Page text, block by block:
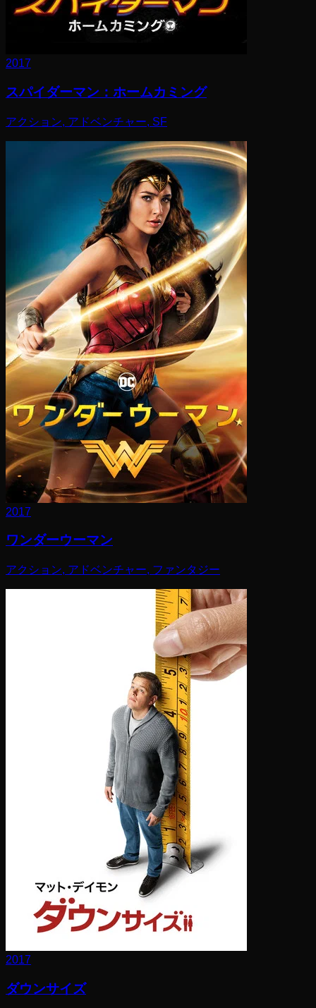
2017
スパイダーマン：ホームカミング
アクション, アドベンチャー, SF
2017
ワンダーウーマン
アクション, アドベンチャー, ファンタジー
2017
ダウンサイズ